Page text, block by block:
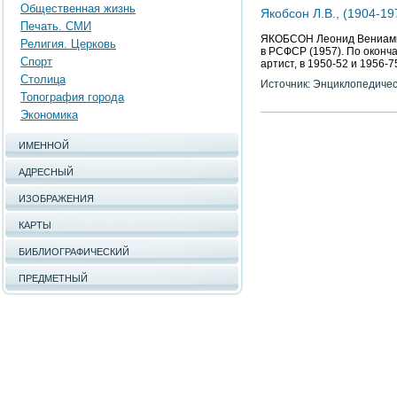
Общественная жизнь
Печать. СМИ
Религия. Церковь
Спорт
Столица
Топография города
Экономика
ИМЕННОЙ
АДРЕСНЫЙ
ИЗОБРАЖЕНИЯ
КАРТЫ
БИБЛИОГРАФИЧЕСКИЙ
ПРЕДМЕТНЫЙ
Якобсон Л.В., (1904-
ЯКОБСОН Леонид
в РСФСР (1957). По
артист, в 1950-52 и
Источник: